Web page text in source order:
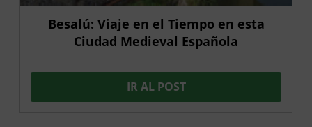
Besalú: Viaje en el Tiempo en esta
Ciudad Medieval Española
IR AL POST